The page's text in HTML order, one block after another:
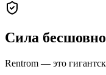
Сила
Rentrom — это